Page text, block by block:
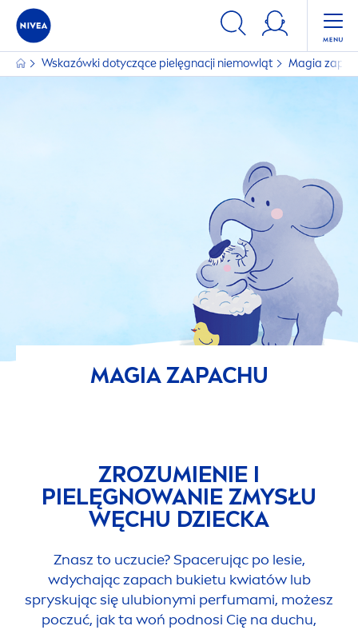
Wskazówki dotyczące pielęgnacji niemowląt Magia
MAGIA ZAPACHU
ZROZUMIENIE I
PIELĘGNOWANIE ZMYSŁU
WĘCHU DZIECKA
Znasz to uczucie? Spacerując po lesie,
wdychając zapach bukietu kwiatów lub
spryskując się ulubionymi perfumami, możesz
poczuć, jak ta woń podnosi Cię na duchu,